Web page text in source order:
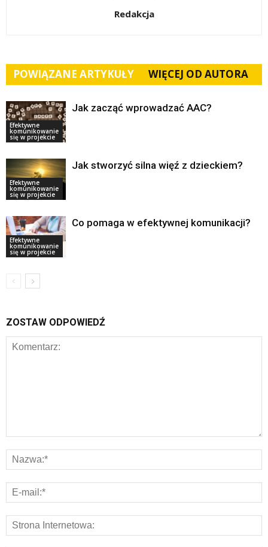
Redakcja
POWIĄZANE ARTYKUŁY WIĘCEJ OD AUTORA
Efektywne
komunikowanie
się w projekcie
Jak zacząć wprowadzać AAC?
Efektywne
komunikowanie
się w projekcie
Jak stworzyć silna więź z dzieckiem?
Efektywne
komunikowanie
się w projekcie
Co pomaga w efektywnej komunikacji?
ZOSTAW ODPOWIEDŹ